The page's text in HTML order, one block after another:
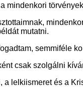
mindenkori
mutatni.
semmiféle
csak szolgálni
lelkiismeret és a